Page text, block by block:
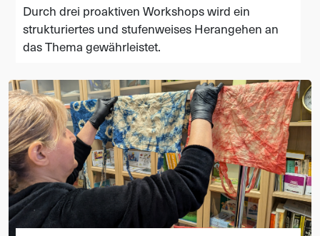
Durch drei proaktiven Workshops wird ein
strukturiertes und stufenweises Herangehen an
das Thema gewährleistet.